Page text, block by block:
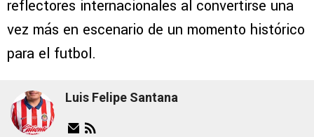
reflectores internacionales al convertirse una
vez más en escenario de un momento histórico
para el futbol.
Luis Felipe Santana